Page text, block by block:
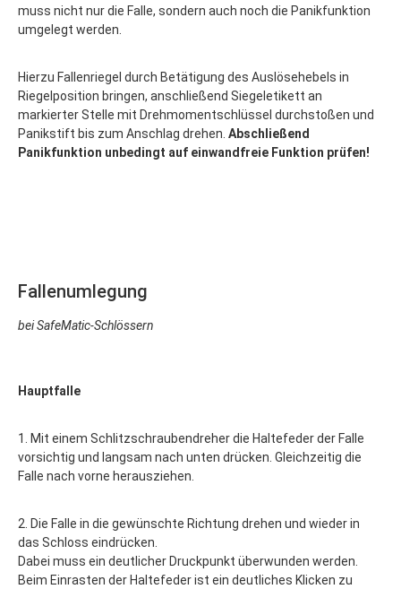
muss nicht nur die Falle, sondern auch noch die Panikfunktion
umgelegt werden.
Hierzu Fallenriegel durch Betätigung des Auslösehebels in
Riegelposition bringen, anschließend Siegeletikett an
markierter Stelle mit Drehmomentschlüssel durchstoßen und
Panikstift bis zum Anschlag drehen. Abschließend
Panikfunktion unbedingt auf einwandfreie Funktion prüfen!
Fallenumlegung
bei SafeMatic-Schlössern
Hauptfalle
1. Mit einem Schlitzschraubendreher die Haltefeder der Falle
vorsichtig und langsam nach unten drücken. Gleichzeitig die
Falle nach vorne herausziehen.
2. Die Falle in die gewünschte Richtung drehen und wieder in
das Schloss eindrücken.
Dabei muss ein deutlicher Druckpunkt überwunden werden.
Beim Einrasten der Haltefeder ist ein deutliches Klicken zu